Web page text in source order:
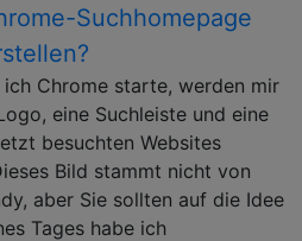
Suchhomepage
ich Chrome starte, werden mir
eine Suchleiste und eine
besuchten Websites
Bild stammt nicht von
aber Sie sollten auf die Idee
Tages habe ich